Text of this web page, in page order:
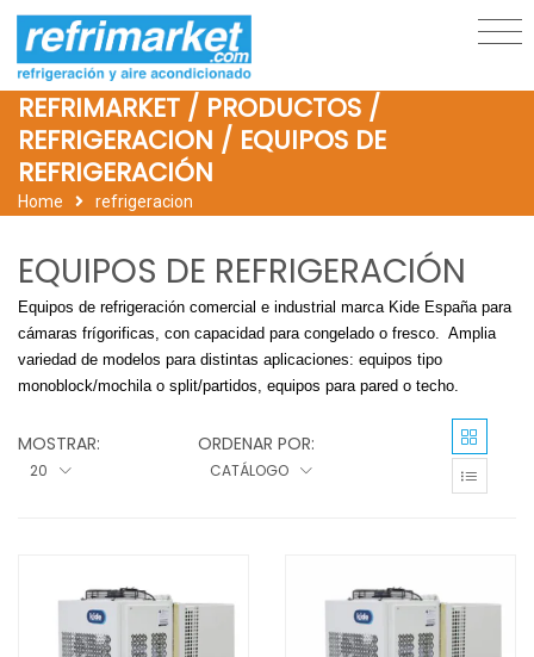
REFRIMARKET / PRODUCTOS /
REFRIGERACION / EQUIPOS DE
REFRIGERACIÓN
Home refrigeracion
EQUIPOS DE REFRIGERACIÓN
Equipos de refrigeración comercial e industrial marca Kide España para
cámaras frígorificas, con capacidad para congelado o fresco. Amplia
variedad de modelos para distintas aplicaciones: equipos tipo
monoblock/mochila o split/partidos, equipos para pared o techo.
MOSTRAR:
20
ORDENAR POR:
CATÁLOGO